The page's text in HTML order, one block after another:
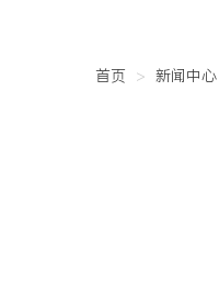
首页 新闻中心